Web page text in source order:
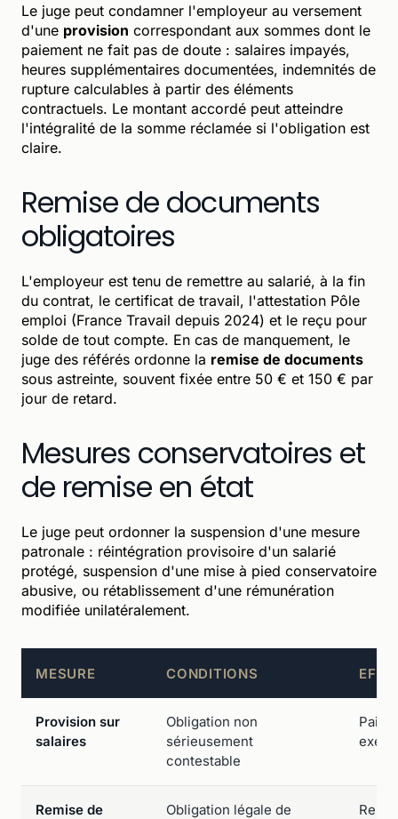
Le juge peut condamner l'employeur au versement
d'une provision correspondant aux sommes dont le
paiement ne fait pas de doute : salaires impayés,
heures supplémentaires documentées, indemnités de
rupture calculables à partir des éléments
contractuels. Le montant accordé peut atteindre
l'intégralité de la somme réclamée si l'obligation est
claire.
Remise de documents
obligatoires
L'employeur est tenu de remettre au salarié, à la fin
du contrat, le certificat de travail, l'attestation Pôle
emploi (France Travail depuis 2024) et le reçu pour
solde de tout compte. En cas de manquement, le
juge des référés ordonne la remise de documents
sous astreinte, souvent fixée entre 50 € et 150 € par
jour de retard.
Mesures conservatoires et
de remise en état
Le juge peut ordonner la suspension d'une mesure
patronale : réintégration provisoire d'un salarié
protégé, suspension d'une mise à pied conservatoire
abusive, ou rétablissement d'une rémunération
modifiée unilatéralement.
MESURE CONDITIONS
Provision sur
salaires
Obligation non
sérieusement
contestable
Remise de
Obligation légale de